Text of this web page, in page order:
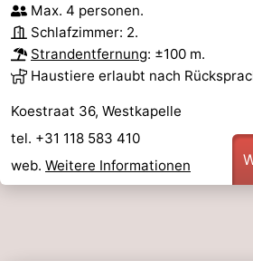
Max. 4 personen.
Schlafzimmer: 2.
Strandentfernung: ±100 m.
Haustiere erlaubt nach
Koestraat 36, Westkapelle
tel. +31 118 583 410
web. Weitere Informationen